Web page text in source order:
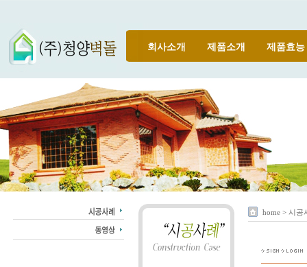
회사소개 제품소개 제품효능
home > 시공